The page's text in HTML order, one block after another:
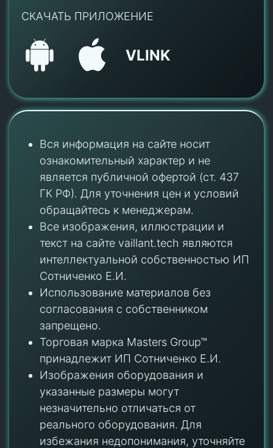
СКАЧАТЬ ПРИЛОЖЕНИЕ
VLINK
Вся информация на сайте носит
ознакомительный характер и не
является публичной офертой (ст. 437
ГК РФ). Для уточнения цен и условий
обращайтесь к менеджерам.
Все изображения, иллюстрации и
текст на сайте vaillant.tech являются
интеллектуальной собственностью ИП
Сотниченко Е.И.
Использование материалов без
согласования с собственником
запрещено.
Торговая марка Masters Group™
принадлежит ИП Сотниченко Е.И.
Изображения оборудования и
указанные размеры могут
незначительно отличаться от
реального оборудования. Для
избежания недопонимания, уточняйте